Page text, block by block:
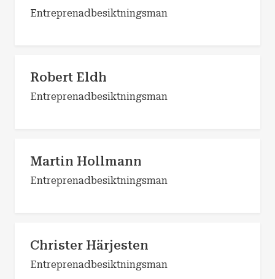
Entreprenadbesiktningsman
Robert Eldh
Entreprenadbesiktningsman
Martin Hollmann
Entreprenadbesiktningsman
Christer Härjesten
Entreprenadbesiktningsman